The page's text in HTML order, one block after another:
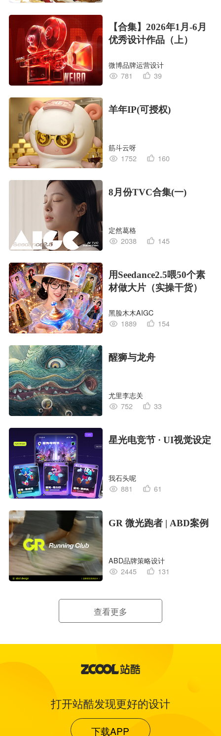
【合集】2026年1月-6月
优秀设计作品（上）
微博品牌运营设计
781
39
羊年IP(可授权)
筋斗云呀
1752
160
8月份TVC合集(一)
定然葛格
2038
145
用Seedance2.5喂50个素
材做大片（实操干货）
黑脸木木AIGC
1889
154
醒狮与龙舟
尤里李志关
752
33
星光电竞节 · UI视觉设定
我石头呢
881
61
GR 微光跑者 | ABD案例
ABD品牌策略设计
2445
131
查看更多
打开站酷发现更好的设计
下载APP